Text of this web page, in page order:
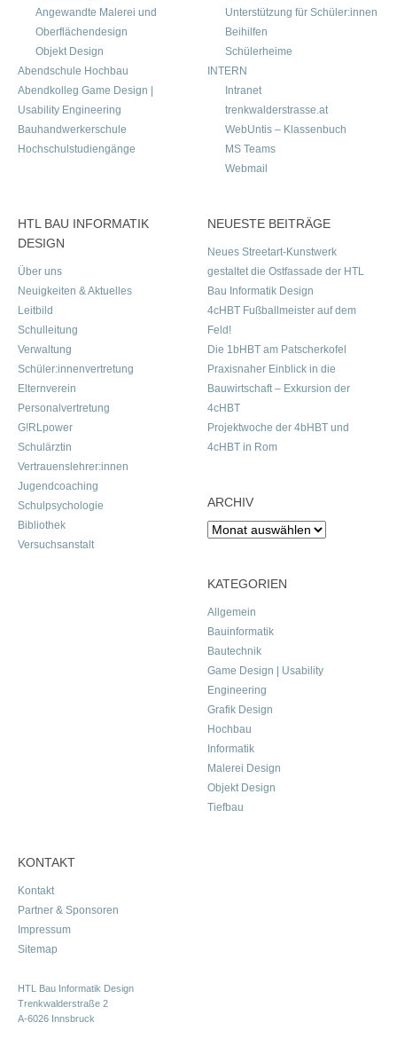
Angewandte Malerei und
Oberflächendesign
Objekt Design
Abendschule Hochbau
Abendkolleg Game Design |
Usability Engineering
Bauhandwerkerschule
Hochschulstudiengänge
Unterstützung für Schüler:innen
Beihilfen
Schülerheime
INTERN
Intranet
trenkwalderstrasse.at
WebUntis – Klassenbuch
MS Teams
Webmail
HTL BAU INFORMATIK
DESIGN
Über uns
Neuigkeiten & Aktuelles
Leitbild
Schulleitung
Verwaltung
Schüler:innenvertretung
Elternverein
Personalvertretung
G!RLpower
Schulärztin
Vertrauenslehrer:innen
Jugendcoaching
Schulpsychologie
Bibliothek
Versuchsanstalt
NEUESTE BEITRÄGE
Neues Streetart-Kunstwerk
gestaltet die Ostfassade der HTL
Bau Informatik Design
4cHBT Fußballmeister auf dem
Feld!
Die 1bHBT am Patscherkofel
Praxisnaher Einblick in die
Bauwirtschaft – Exkursion der
4cHBT
Projektwoche der 4bHBT und
4cHBT in Rom
ARCHIV
Archiv
KATEGORIEN
Allgemein
Bauinformatik
Bautechnik
Game Design | Usability
Engineering
Grafik Design
Hochbau
Informatik
Malerei Design
Objekt Design
Tiefbau
KONTAKT
Kontakt
Partner & Sponsoren
Impressum
Sitemap
HTL Bau Informatik Design
Trenkwalderstraße 2
A-6026 Innsbruck